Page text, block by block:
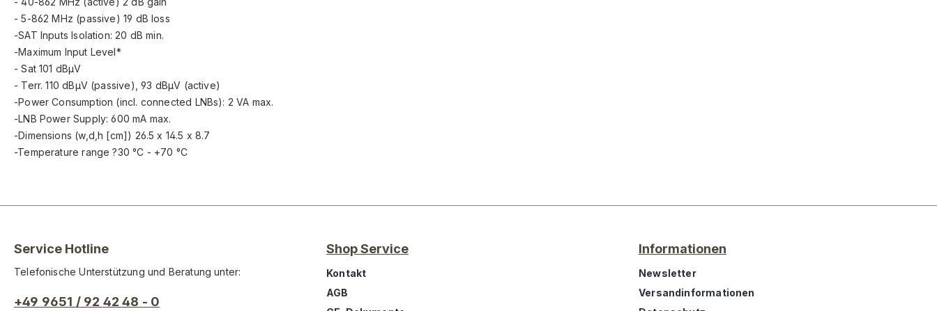
- 5-862 MHz (passive) 19 dB loss
-SAT Inputs Isolation: 20 dB min.
-Maximum Input Level*
- Sat 101 dBµV
- Terr. 110 dBµV (passive), 93 dBµV (active)
-Power Consumption (incl. connected LNBs): 2 VA max.
-LNB Power Supply: 600 mA max.
-Dimensions (w,d,h [cm]) 26.5 x 14.5 x 8.7
-Temperature range ?30 °C - +70 °C
Service Hotline
Telefonische Unterstützung und Beratung unter:
+49 9651 / 92 42 48 - 0
Shop Service
Kontakt
AGB
Informationen
Newsletter
Versandinformationen